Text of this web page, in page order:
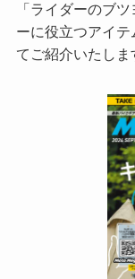
「ライダーのブ
ーに役立つアイ
てご紹介いたしま